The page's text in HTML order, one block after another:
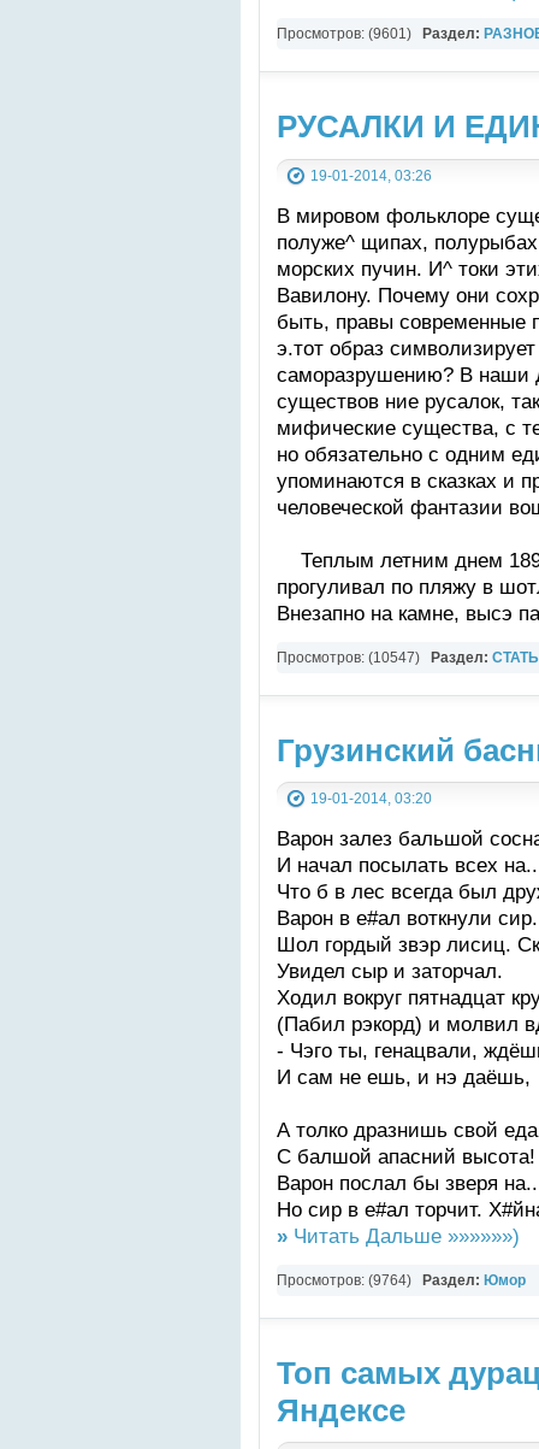
Просмотров: (9601) Раздел:
РУСАЛКИ И
19-01-2014, 03:26
В мировом фольклоре
полуже^ щипах,
морских пучин. И^ токи
Вавилону. Почему они
быть, правы современные
э.тот образ
саморазрушению? В наши
существов ние русалок,
мифические существа, с
но обязательно с одним
упоминаются в сказках и
человеческой фантазии
Теплым летним днем
прогуливал по пляжу в
Внезапно на камне, высэ
Просмотров: (10547) Раздел:
Грузинский
19-01-2014, 03:20
Варон залез бальшой
И начал посылать всех
Что б в лес всегда был
Варон в е#ал воткнули сир.
Шол гордый звэр лисиц.
Увидел сыр и заторчал.
Ходил вокруг пятнадцат
(Пабил рэкорд) и молвил
- Чэго ты, генацвали,
И сам не ешь, и нэ даёшь,
А толко дразнишь свой еда
С балшой апасний высота!
Варон послал бы зверя
Но сир в е#ал торчит.
» Читать Дальше »»»»»»)
Просмотров: (9764) Раздел: Юмор
Топ самых
Яндексе